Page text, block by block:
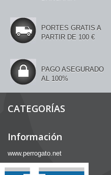
PORTES GRATIS A
PARTIR DE 100 €
PAGO ASEGURADO
AL 100%
CATEGORÍAS
Información
www.perrogato.net